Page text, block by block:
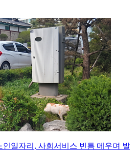
인일자리, 사회서비스 빈틈 메우며 발